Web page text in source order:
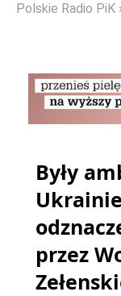
Polskie Radio PiK
Były
przez